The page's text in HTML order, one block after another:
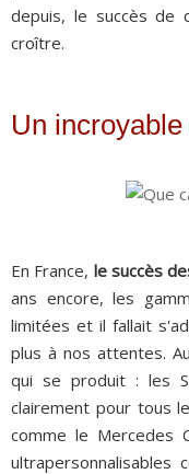
depuis, le succès de
croître.
Un
En France, le succès
ans encore, les
limitées et il fallait
plus à nos attentes.
qui se produit : les
clairement pour tous
comme le Mercedes
ultrapersonnalisables